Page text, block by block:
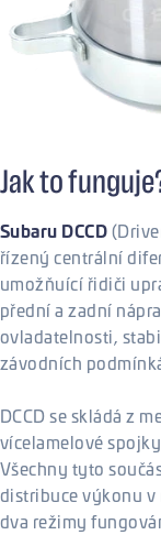
Jak to
Subaru DCCD
řízený centrální
umožňuící řidiči
přední a zadní
ovladatelnosti,
závodních
DCCD se skládá z
vícelamelové
Všechny tyto
distribuce výkonu
dva režimy